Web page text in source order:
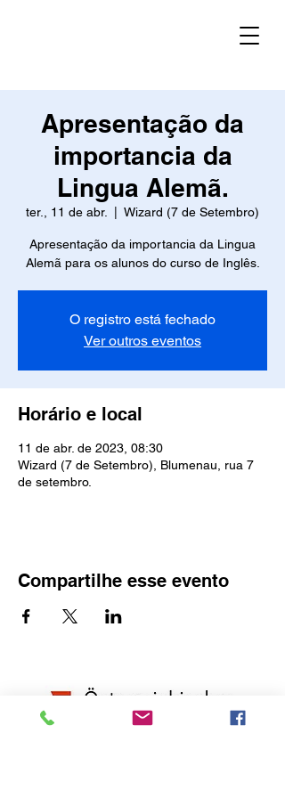
Apresentação da
importancia da
Lingua Alemã.
ter., 11 de abr. Wizard (7 de Setembro)
Apresentação da importancia da Lingua
Alemã para os alunos do curso de Inglês.
O registro está fechado
Ver outros eventos
Horário e local
11 de abr. de 2023, 08:30
Wizard (7 de Setembro), Blumenau, rua 7
de setembro.
Compartilhe esse evento